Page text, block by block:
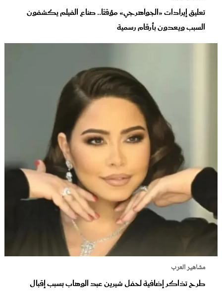
تعليق إيرادات «الجواهرجي» مؤقتًا.. صناع الفيلم يكشفون
السبب ويعدون بأرقام رسمية
مشاهير العرب
طرح تذاكر إضافية لحفل شيرين عبد الوهاب بسبب إقبال